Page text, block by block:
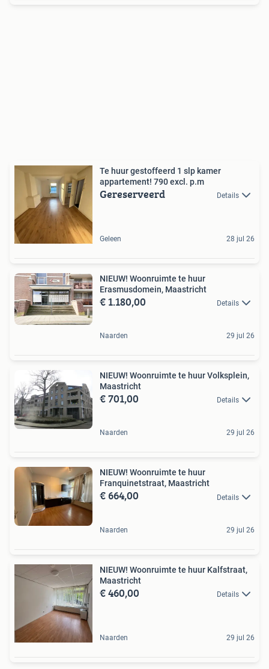
Te huur gestoffeerd 1 slp kamer
appartement! 790 excl. p.m
Gereserveerd Details
Geleen 28 jul 26
NIEUW! Woonruimte te huur
Erasmusdomein, Maastricht
€ 1.180,00 Details
Naarden 29 jul 26
NIEUW! Woonruimte te huur Volksplein,
Maastricht
€ 701,00 Details
Naarden 29 jul 26
NIEUW! Woonruimte te huur
Franquinetstraat, Maastricht
€ 664,00 Details
Naarden 29 jul 26
NIEUW! Woonruimte te huur Kalfstraat,
Maastricht
€ 460,00 Details
Naarden 29 jul 26